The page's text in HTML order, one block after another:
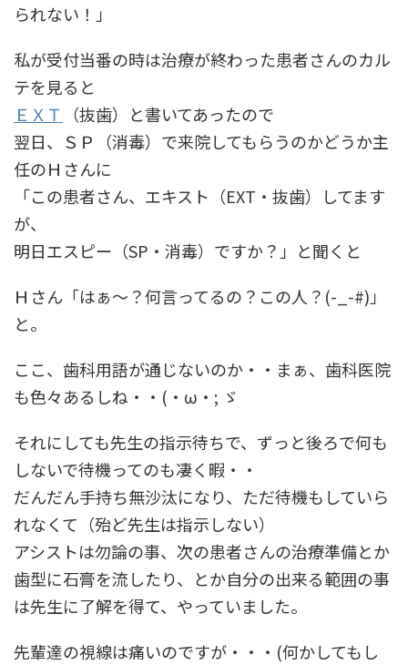
られない！」
私が受付当番の時は治療が終わった患者さんのカル
テを見ると
ＥＸＴ （抜歯）と書いてあったので
翌日、ＳＰ（消毒）で来院してもらうのかどうか主
任のＨさんに
「この患者さん、エキスト（EXT・抜歯）してます
が、
明日エスピー（SP・消毒）ですか？」と聞くと
Ｈさん「はぁ～？何言ってるの？この人？(-_-#)」
と。
ここ、歯科用語が通じないのか・・まぁ、歯科医院
も色々あるしね・・(・ω・; ゞ
それにしても先生の指示待ちで、ずっと後ろで何も
しないで待機ってのも凄く暇・・
だんだん手持ち無沙汰になり、ただ待機もしていら
れなくて（殆ど先生は指示しない）
アシストは勿論の事、次の患者さんの治療準備とか
歯型に石膏を流したり、とか自分の出来る範囲の事
は先生に了解を得て、やっていました。
先輩達の視線は痛いのですが・・・(何かしてもし